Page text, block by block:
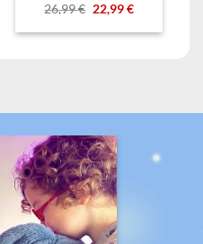
Note 4.94
26,99€ Le
prix
initial
22,99€Le
actuel